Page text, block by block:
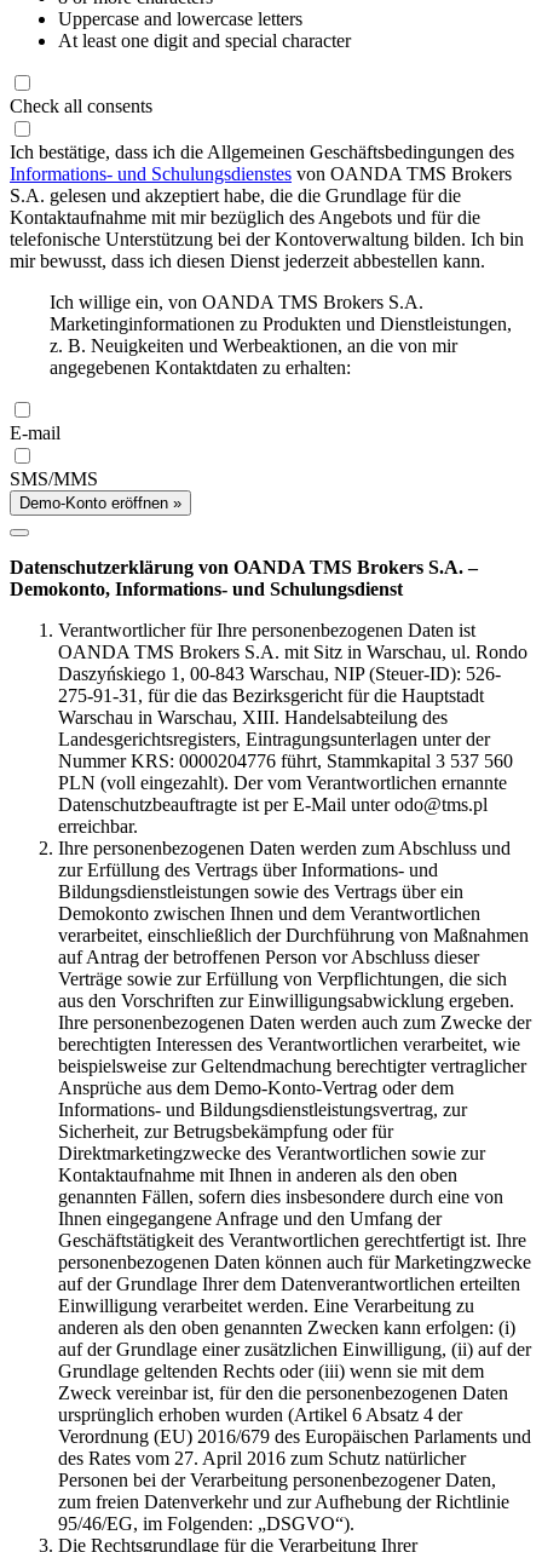
Uppercase and lowercase letters
At least one digit and special character
Check all consents
Ich bestätige, dass ich die Allgemeinen Geschäftsbedingungen des
Informations- und Schulungsdienstes von OANDA TMS Brokers
S.A. gelesen und akzeptiert habe, die die Grundlage für die
Kontaktaufnahme mit mir bezüglich des Angebots und für die
telefonische Unterstützung bei der Kontoverwaltung bilden. Ich bin
mir bewusst, dass ich diesen Dienst jederzeit abbestellen kann.
Ich willige ein, von OANDA TMS Brokers S.A.
Marketinginformationen zu Produkten und Dienstleistungen,
z. B. Neuigkeiten und Werbeaktionen, an die von mir
angegebenen Kontaktdaten zu erhalten:
E-mail
SMS/MMS
Demo-Konto eröffnen »
Datenschutzerklärung von OANDA TMS Brokers S.A. –
Demokonto, Informations- und Schulungsdienst
Verantwortlicher für Ihre personenbezogenen Daten ist
OANDA TMS Brokers S.A. mit Sitz in Warschau, ul. Rondo
Daszyńskiego 1, 00-843 Warschau, NIP (Steuer-ID): 526-
275-91-31, für die das Bezirksgericht für die Hauptstadt
Warschau in Warschau, XIII. Handelsabteilung des
Landesgerichtsregisters, Eintragungsunterlagen unter der
Nummer KRS: 0000204776 führt, Stammkapital 3 537 560
PLN (voll eingezahlt). Der vom Verantwortlichen ernannte
Datenschutzbeauftragte ist per E-Mail unter odo@tms.pl
erreichbar.
Ihre personenbezogenen Daten werden zum Abschluss und
zur Erfüllung des Vertrags über Informations- und
Bildungsdienstleistungen sowie des Vertrags über ein
Demokonto zwischen Ihnen und dem Verantwortlichen
verarbeitet, einschließlich der Durchführung von Maßnahmen
auf Antrag der betroffenen Person vor Abschluss dieser
Verträge sowie zur Erfüllung von Verpflichtungen, die sich
aus den Vorschriften zur Einwilligungsabwicklung ergeben.
Ihre personenbezogenen Daten werden auch zum Zwecke der
berechtigten Interessen des Verantwortlichen verarbeitet, wie
beispielsweise zur Geltendmachung berechtigter vertraglicher
Ansprüche aus dem Demo-Konto-Vertrag oder dem
Informations- und Bildungsdienstleistungsvertrag, zur
Sicherheit, zur Betrugsbekämpfung oder für
Direktmarketingzwecke des Verantwortlichen sowie zur
Kontaktaufnahme mit Ihnen in anderen als den oben
genannten Fällen, sofern dies insbesondere durch eine von
Ihnen eingegangene Anfrage und den Umfang der
Geschäftstätigkeit des Verantwortlichen gerechtfertigt ist. Ihre
personenbezogenen Daten können auch für Marketingzwecke
auf der Grundlage Ihrer dem Datenverantwortlichen erteilten
Einwilligung verarbeitet werden. Eine Verarbeitung zu
anderen als den oben genannten Zwecken kann erfolgen: (i)
auf der Grundlage einer zusätzlichen Einwilligung, (ii) auf der
Grundlage geltenden Rechts oder (iii) wenn sie mit dem
Zweck vereinbar ist, für den die personenbezogenen Daten
ursprünglich erhoben wurden (Artikel 6 Absatz 4 der
Verordnung (EU) 2016/679 des Europäischen Parlaments und
des Rates vom 27. April 2016 zum Schutz natürlicher
Personen bei der Verarbeitung personenbezogener Daten,
zum freien Datenverkehr und zur Aufhebung der Richtlinie
95/46/EG, im Folgenden: „DSGVO“).
Die Rechtsgrundlage für die Verarbeitung Ihrer